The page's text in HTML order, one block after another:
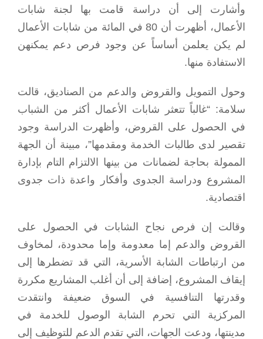
وأشارت إلى أن دراسة قامت بها لجنة شابات
الأعمال، أظهرت أن 80 في المائة من شابات الأعمال
لم يكن يعلمن أساساً عن وجود فرص دعم يمكنهن
الاستفادة منها.
وحول التمويل والقروض والدعم من الصناديق، قالت
سلامة: “غالباً تتعثر شابات الأعمال أكثر من الشباب
في الحصول على القروض، وأظهرت الدراسة وجود
تقصير لدى طالبات الخدمة ومقدمها”، مبينة أن الجهة
الممولة بحاجة لضمانات من بينها الالتزام التام بإدارة
المشروع ودراسة الجدوى وأفكار واعدة ذات جدوى
اقتصادية.
وقالت إن فرص نجاح الشابات في الحصول على
القروض والدعم إما معدومة وإما محدودة، لمخاوف
من ارتباطات الشابة الأسرية، التي قد تضطرها إلى
إيقاف المشروع، إضافة إلى أن أغلب المشاريع مكررة
وقدرتها التنافسية في السوق ضعيفة وانتقدت
المركزية التي تحرم الشابة الوصول للخدمة في
مدينتها، ودعت الجهات، التي تقدم الدعم للتوظيف إلى